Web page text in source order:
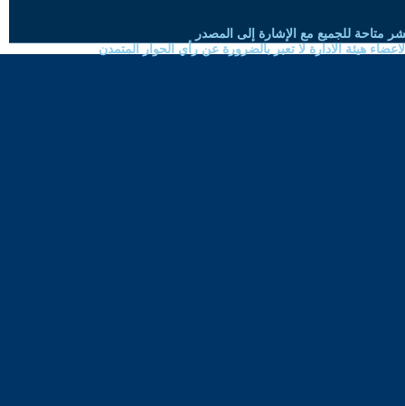
متاحة للجميع مع الإشارة إلى المصدر
هيئة الادارة لا تعبر بالضرورة عن رأي الحوار المتمدن